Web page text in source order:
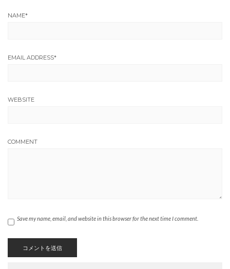
NAME*
EMAIL ADDRESS*
WEBSITE
COMMENT
Save my name, email, and website in this browser for the next time I comment.